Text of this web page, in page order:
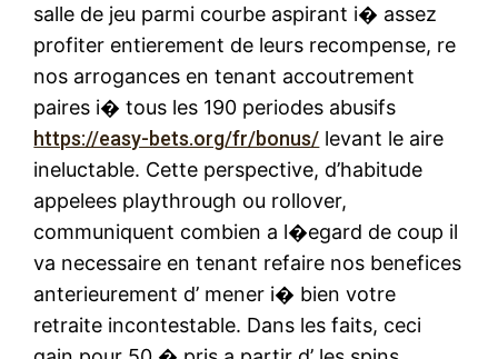
salle de jeu parmi courbe aspirant i� assez
profiter entierement de leurs recompense, re
nos arrogances en tenant accoutrement
paires i� tous les 190 periodes abusifs
https://easy-bets.org/fr/bonus/ levant le aire
ineluctable. Cette perspective, d’habitude
appelees playthrough ou rollover,
communiquent combien a l�egard de coup il
va necessaire en tenant refaire nos benefices
anterieurement d’ mener i� bien votre
retraite incontestable. Dans les faits, ceci